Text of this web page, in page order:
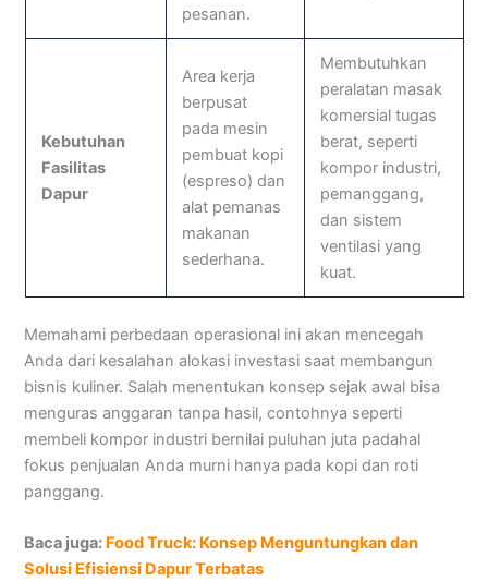
pesanan.
Kebutuhan
Fasilitas
Dapur
Area kerja
berpusat
pada mesin
pembuat kopi
(espreso) dan
alat pemanas
makanan
sederhana.
Membutuhkan
peralatan masak
komersial tugas
berat, seperti
kompor industri,
pemanggang,
dan sistem
ventilasi yang
kuat.
Memahami perbedaan operasional ini akan mencegah
Anda dari kesalahan alokasi investasi saat membangun
bisnis kuliner. Salah menentukan konsep sejak awal bisa
menguras anggaran tanpa hasil, contohnya seperti
membeli kompor industri bernilai puluhan juta padahal
fokus penjualan Anda murni hanya pada kopi dan roti
panggang.
Baca juga: Food Truck: Konsep Menguntungkan dan
Solusi Efisiensi Dapur Terbatas